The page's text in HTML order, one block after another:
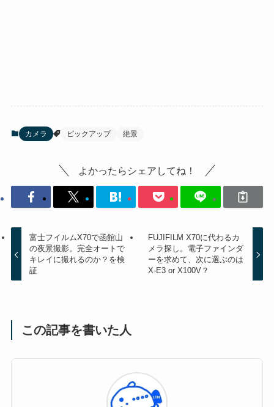
カメラ ピックアップ 絶景
よかったらシェアしてね！
富士フイルムX70で函館山
の夜景撮影。完全オートで
キレイに撮れるのか？を検
証
FUJIFILM X70に代わるカ
メラ探し。電子ファインダ
ーを求めて、次に選ぶのは
X-E3 or X100V？
この記事を書いた人